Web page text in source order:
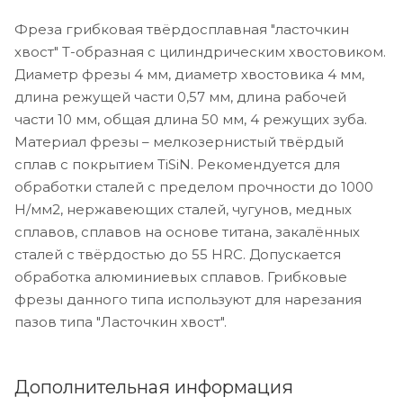
Фреза грибковая твёрдосплавная "ласточкин
хвост" Т-образная с цилиндрическим хвостовиком.
Диаметр фрезы 4 мм, диаметр хвостовика 4 мм,
длина режущей части 0,57 мм, длина рабочей
части 10 мм, общая длина 50 мм, 4 режущих зуба.
Материал фрезы – мелкозернистый твёрдый
сплав с покрытием TiSiN. Рекомендуется для
обработки сталей с пределом прочности до 1000
Н/мм2, нержавеющих сталей, чугунов, медных
сплавов, сплавов на основе титана, закалённых
сталей с твёрдостью до 55 HRC. Допускается
обработка алюминиевых сплавов. Грибковые
фрезы данного типа используют для нарезания
пазов типа "Ласточкин хвост".
Дополнительная информация